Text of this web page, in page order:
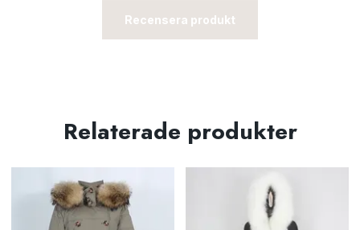
Recensera produkt
Relaterade produkter